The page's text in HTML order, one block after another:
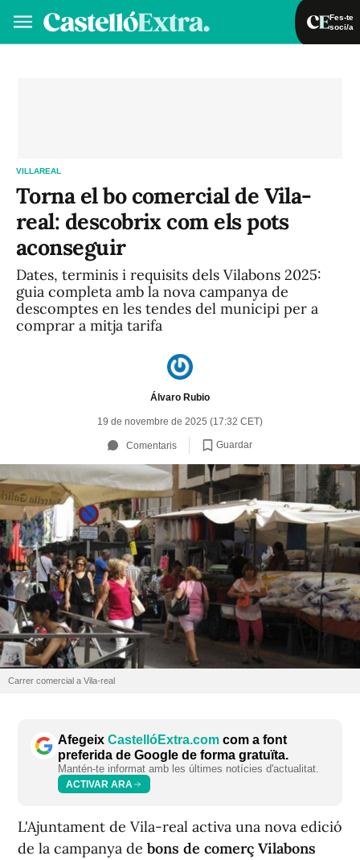
Fes-te
soci/a
VILLAREAL
Torna el bo comercial de Vila-
real: descobrix com els pots
aconseguir
Dates, terminis i requisits dels Vilabons 2025:
guia completa amb la nova campanya de
descomptes en les tendes del municipi per a
comprar a mitja tarifa
Álvaro Rubio
19 de novembre de 2025 (17:32 CET)
Comentaris Guardar
Carrer comercial a Vila-real
Afegeix CastellóExtra.com com a font
preferida de Google de forma gratuïta.
Mantén-te informat amb les últimes notícies d'actualitat.
ACTIVAR ARA
L'Ajuntament de Vila-real activa una nova edició
de la campanya de bons de comerç Vilabons